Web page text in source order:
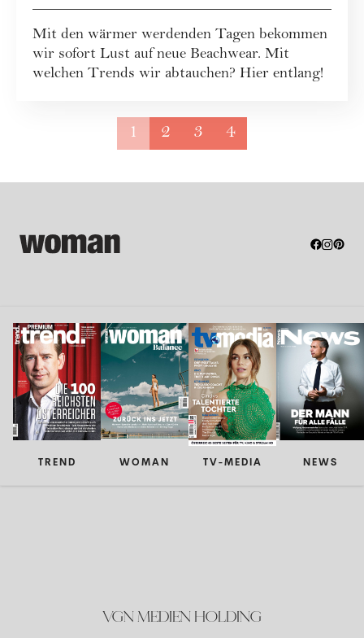
Mit den wärmer werdenden Tagen bekommen
wir sofort Lust auf neue Beachwear. Mit
welchen Trends wir abtauchen? Hier entlang!
1 2 3 4
TREND WOMAN TV-MEDIA NEWS
VGN MEDIEN HOLDING